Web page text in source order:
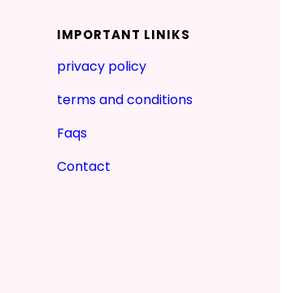
IMPORTANT LINIKS
privacy policy
terms and conditions
Faqs
Contact